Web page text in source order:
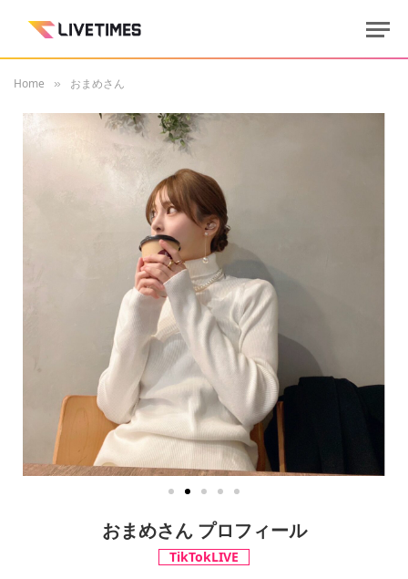
Home » おまめさん
おまめさん プロフィール
TikTokLIVE